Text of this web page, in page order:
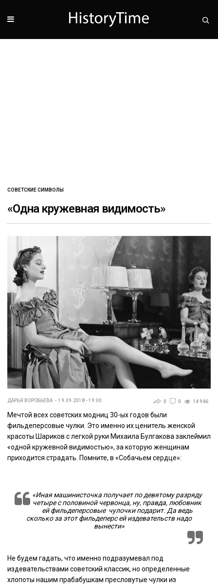
СОВЕТСКИЕ СИМВОЛЫ
«Одна кружевная видимость»
ДАРЬЯ ВОРОБЬЕВА 19.09.2018 - 19:00 0 0 14 946
Мечтой всех советских модниц 30-ых годов были
фильдеперсовые чулки. Это именно их ценитель женской
красоты Шариков с легкой руки Михаила Булгакова заклеймил
«одной кружевной видимостью», за которую женщинам
приходится страдать. Помните, в «Собачьем сердце»:
«Иная машинисточка получает по девятому разряду
четыре с половиной червонца, ну, правда, любовник
ейфильдеперсовые чулочки подарит. Да ведь
сколько за этот фильдеперс ей издевательств надо
вынести»
Не будем гадать, что именно подразумевал под
издевательствами советский классик, но определенные
хлопоты нашим прабабушкам пресловутые чулки из